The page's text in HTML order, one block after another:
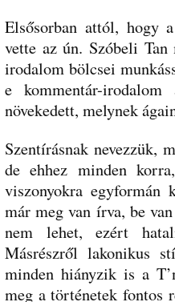
Elsősorban attól, hogy
vette az ún. Szóbeli
irodalom bölcsei
e kommentár-
növekedett, melynek
Szentírásnak nevezzük,
de ehhez minden
viszonyokra egyformán
már meg van írva, be
nem lehet, ezért
Másrészről lakonikus
minden hiányzik is a
meg a történetek fontos